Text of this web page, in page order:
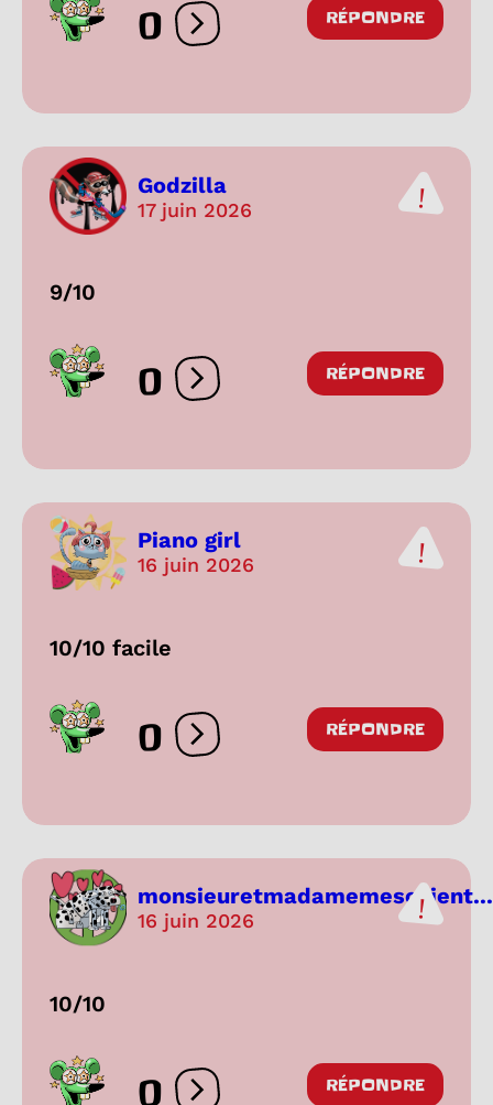
0 Ouvrir les réactions
RÉPONDRE
Godzilla
17 juin 2026
9/10
0 Ouvrir les réactions
RÉPONDRE
Piano girl
16 juin 2026
10/10 facile
0 Ouvrir les réactions
RÉPONDRE
monsieuretmadamemeschient...
16 juin 2026
10/10
0 Ouvrir les réactions
RÉPONDRE